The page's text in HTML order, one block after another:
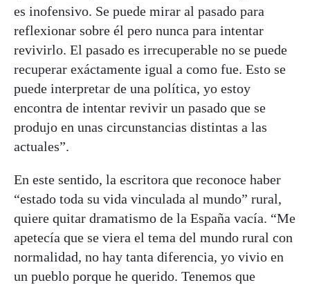
es inofensivo. Se puede mirar al pasado para
reflexionar sobre él pero nunca para intentar
revivirlo. El pasado es irrecuperable no se puede
recuperar exáctamente igual a como fue. Esto se
puede interpretar de una política, yo estoy
encontra de intentar revivir un pasado que se
produjo en unas circunstancias distintas a las
actuales”.
En este sentido, la escritora que reconoce haber
“estado toda su vida vinculada al mundo” rural,
quiere quitar dramatismo de la España vacía. “Me
apetecía que se viera el tema del mundo rural con
normalidad, no hay tanta diferencia, yo vivio en
un pueblo porque he querido. Tenemos que